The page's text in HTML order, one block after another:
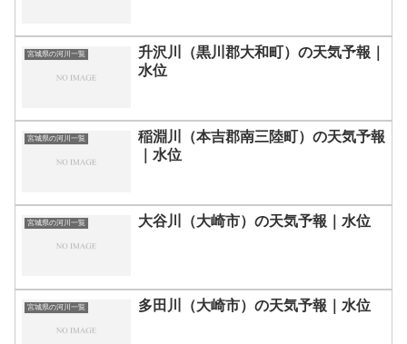
宮城県の河川一覧
升沢川（黒川郡大和町）の天気予報｜
水位
宮城県の河川一覧
稲淵川（本吉郡南三陸町）の天気予報
｜水位
宮城県の河川一覧 大谷川（大崎市）の天気予報｜水位
宮城県の河川一覧 多田川（大崎市）の天気予報｜水位